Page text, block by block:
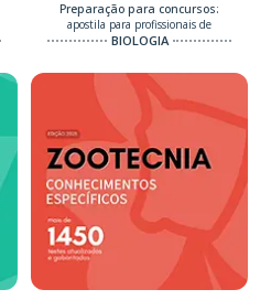
Preparação para concursos:
apostila para profissionais de
BIOLOGIA